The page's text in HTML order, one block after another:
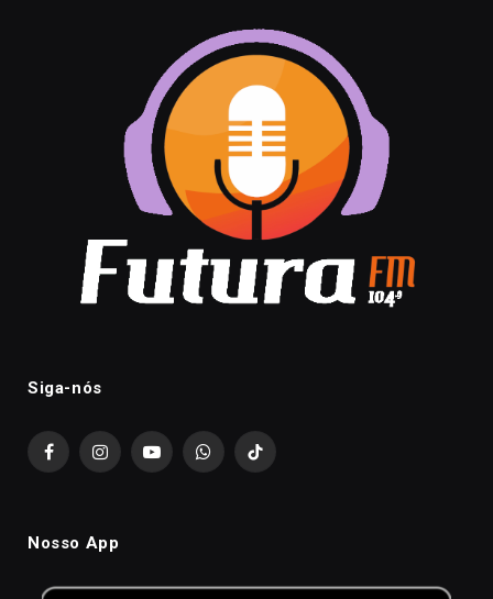
Siga-nós
FacebookInstagramYouTubeWhatsAppTikTok
Nosso App